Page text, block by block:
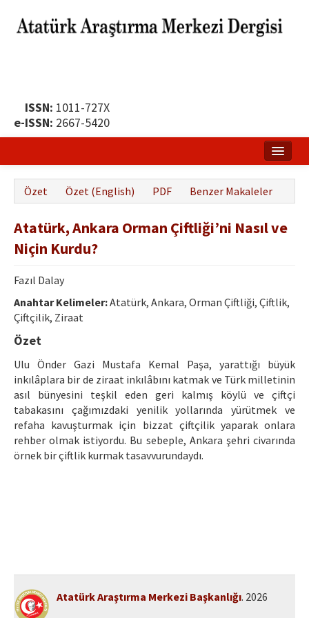
ISSN: 1011-727X
e-ISSN: 2667-5420
Hakkında
Yayın Politikası
Dergi Kurulları
Yayın İlkeleri
Etik İlkeler
Yazar Rehberi
Hakem Rehberi
İletişim
Özet Özet (English) PDF Benzer Makaleler
Atatürk, Ankara Orman Çiftliği’ni Nasıl ve
Niçin Kurdu?
Fazıl Dalay
Anahtar Kelimeler:Atatürk, Ankara, Orman Çiftliği, Çiftlik,
Çiftçilik, Ziraat
Özet
Ulu Önder Gazi Mustafa Kemal Paşa, yarattığı büyük
inkılâplara bir de ziraat inkılâbını katmak ve Türk milletinin
asıl bünyesini teşkil eden geri kalmış köylü ve çiftçi
tabakasını çağımızdaki yenilik yollarında yürütmek ve
refaha kavuşturmak için bizzat çiftçilik yaparak onlara
rehber olmak istiyordu. Bu sebeple, Ankara şehri civarında
örnek bir çiftlik kurmak tasavvurundaydı.
Atatürk Araştırma Merkezi Başkanlığı. 2026